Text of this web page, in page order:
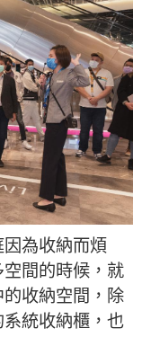
為收納而煩
間的時候，就
收納空間，除
統收納櫃，也